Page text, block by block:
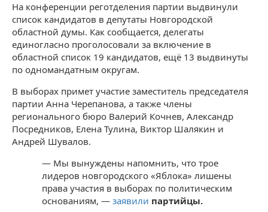
На конференции реготделения партии выдвинули
список кандидатов в депутаты Новгородской
областной думы. Как сообщается, делегаты
единогласно проголосовали за включение в
областной список 19 кандидатов, ещё 13 выдвинуты
по одномандатным округам.
В выборах примет участие заместитель председателя
партии Анна Черепанова, а также члены
регионального бюро Валерий Кочнев, Александр
Посредников, Елена Тулина, Виктор Шалякин и
Андрей Шувалов.
— Мы вынуждены напомнить, что трое
лидеров новгородского «Яблока» лишены
права участия в выборах по политическим
основаниям, — заявили партийцы.